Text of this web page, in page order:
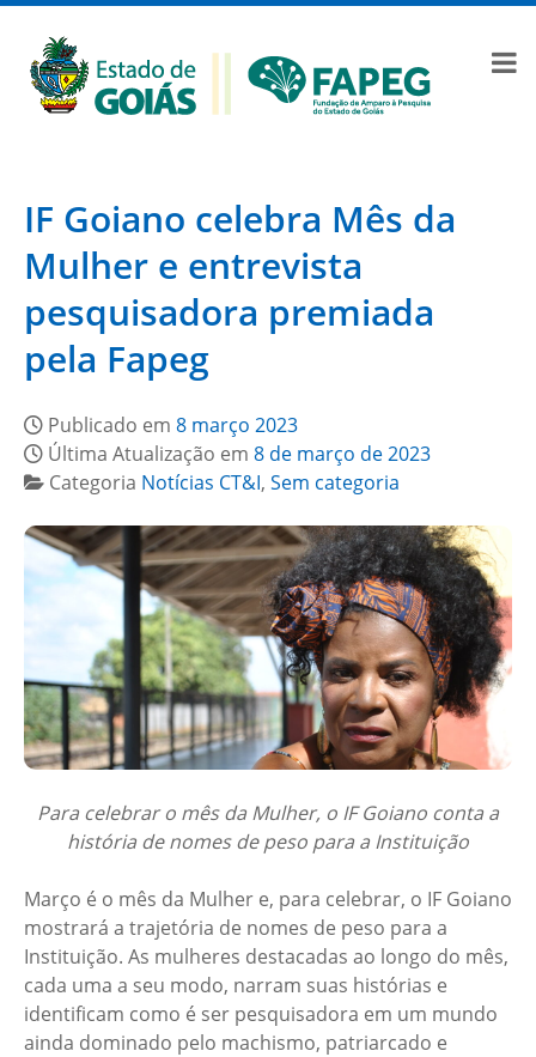
IF Goiano celebra Mês da
Mulher e entrevista
pesquisadora premiada
pela Fapeg
Publicado em 8 março 2023
Última Atualização em 8 de março de 2023
Categoria Notícias CT&I, Sem categoria
Para celebrar o mês da Mulher, o IF Goiano conta a
história de nomes de peso para a Instituição
Março é o mês da Mulher e, para celebrar, o IF Goiano
mostrará a trajetória de nomes de peso para a
Instituição. As mulheres destacadas ao longo do mês,
cada uma a seu modo, narram suas histórias e
identificam como é ser pesquisadora em um mundo
ainda dominado pelo machismo, patriarcado e